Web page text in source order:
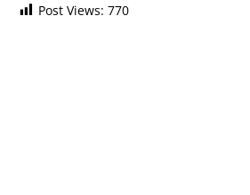
Post Views: 770